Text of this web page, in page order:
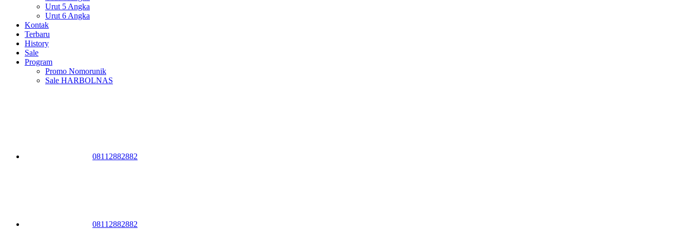
Urut 5 Angka
Urut 6 Angka
Kontak
Terbaru
History
Sale
Program
Promo Nomorunik
Sale HARBOLNAS
08112882882
08112882882